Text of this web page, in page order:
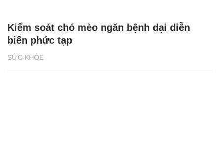
SỨC KHỎE
Kiểm soát chó mèo ngăn bệnh dại diễn
biến phức tạp